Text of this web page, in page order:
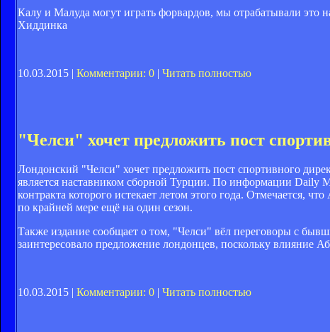
Калу и Малуда могут играть форвардов, мы отрабатывали это
Хиддинка
10.03.2015 | Комментарии: 0 | Читать полностью
"Челси" хочет предложить пост
Лондонский "Челси" хочет предложить пост спортивного
является наставником сборной Турции. По информации Daily
контракта которого истекает летом этого года. Отмечается,
по крайней мере ещё на один сезон.
Также издание сообщает о том, "Челси" вёл переговоры с
заинтересовало предложение лондонцев, поскольку влияние
10.03.2015 | Комментарии: 0 | Читать полностью